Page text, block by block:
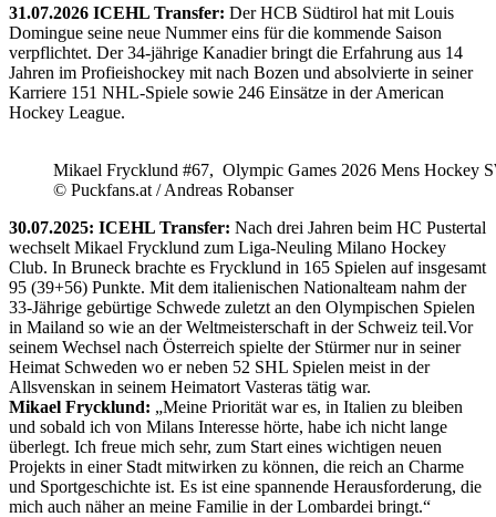
31.07.2026 ICEHL Transfer: Der HCB Südtirol hat mit Louis
Domingue seine neue Nummer eins für die kommende Saison
verpflichtet. Der 34-jährige Kanadier bringt die Erfahrung aus 14
Jahren im Profieishockey mit nach Bozen und absolvierte in seiner
Karriere 151 NHL-Spiele sowie 246 Einsätze in der American
Hockey League.
Mikael Frycklund #67, Olympic Games 2026 Mens Hockey
© Puckfans.at / Andreas Robanser
30.07.2025: ICEHL Transfer: Nach drei Jahren beim HC Pustertal
wechselt Mikael Frycklund zum Liga-Neuling Milano Hockey
Club. In Bruneck brachte es Frycklund in 165 Spielen auf insgesamt
95 (39+56) Punkte. Mit dem italienischen Nationalteam nahm der
33-Jährige gebürtige Schwede zuletzt an den Olympischen Spielen
in Mailand so wie an der Weltmeisterschaft in der Schweiz teil.Vor
seinem Wechsel nach Österreich spielte der Stürmer nur in seiner
Heimat Schweden wo er neben 52 SHL Spielen meist in der
Allsvenskan in seinem Heimatort Vasteras tätig war.
Mikael Frycklund: „Meine Priorität war es, in Italien zu bleiben
und sobald ich von Milans Interesse hörte, habe ich nicht lange
überlegt. Ich freue mich sehr, zum Start eines wichtigen neuen
Projekts in einer Stadt mitwirken zu können, die reich an Charme
und Sportgeschichte ist. Es ist eine spannende Herausforderung, die
mich auch näher an meine Familie in der Lombardei bringt.“